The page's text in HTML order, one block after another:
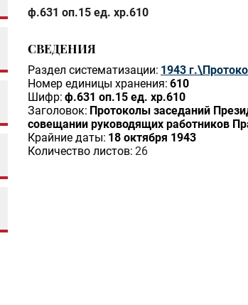
ф.631 оп.15 ед. хр.610
СВЕДЕНИЯ
Раздел систематизации: 1943
Номер единицы хранения: 610
Шифр: ф.631 оп.15 ед. хр.610
Заголовок: Протоколы заседаний
совещании руководящих работников
Крайние даты: 18 октября 1943
Количество листов: 26